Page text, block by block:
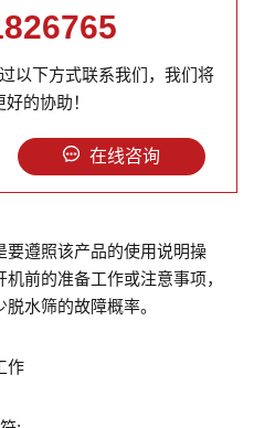
以下方式联系我们，我们将
的协助！
在线咨询
要遵照该产品的使用说明操
前的准备工作或注意事项，
水筛的故障概率。
作